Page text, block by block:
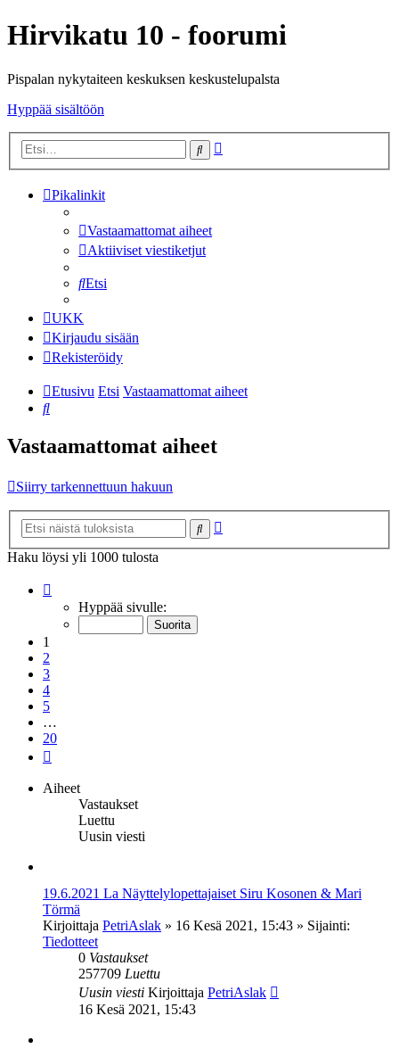
Hirvikatu 10 - foorumi
Pispalan nykytaiteen keskuksen keskustelupalsta
Hyppää sisältöön
Etsi
Pikalinkit
Vastaamattomat aiheet
Aktiiviset viestiketjut
Etsi
UKK
Kirjaudu sisään
Rekisteröidy
Etusivu Etsi Vastaamattomat aiheet
Etsi
Vastaamattomat aiheet
Siirry tarkennettuun hakuun
Etsi
Haku löysi yli 1000 tulosta
20 Hyppää sivulle:
1
2
3
4
5
…
20
Aiheet
Vastaukset
Luettu
Uusin viesti
19.6.2021 La Näyttelylopettajaiset Siru Kosonen & Mari
Törmä
Kirjoittaja PetriAslak » 16 Kesä 2021, 15:43 » Sijainti:
Tiedotteet
0 Vastaukset
257709 Luettu
Uusin viesti Kirjoittaja PetriAslak
16 Kesä 2021, 15:43